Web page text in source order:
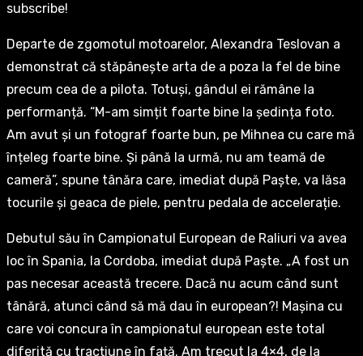
subscribe!
Departe de zgomotul motoarelor, Alexandra Teslovan a
demonstrat că stăpânește arta de a poza la fel de bine
precum cea de a pilota. Totuși, gândul ei rămâne la
performanță. “M-am simțit foarte bine la ședința foto.
Am avut și un fotograf foarte bun, pe Mihnea cu care mă
înțeleg foarte bine. Și până la urmă, nu am teamă de
cameră”, spune tânăra care, imediat după Paște, va lăsa
tocurile și geaca de piele, pentru pedala de accelerație.
Debutul său în Campionatul European de Raliuri va avea
loc în Spania, la Cordoba, imediat după Paște. „A fost un
pas necesar această trecere. Dacă nu acum când sunt
tânără, atunci când să mă dau în european?! Mașina cu
care voi concura în campionatul european este total
diferită cu tracțiune în față. Am trecut la 4×4, de la